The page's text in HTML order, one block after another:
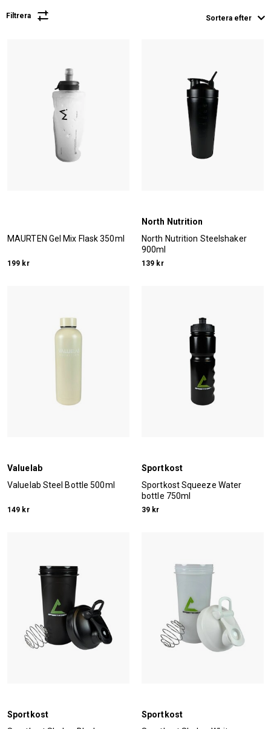
Filtrera Sortera efter
MAURTEN Gel Mix Flask 350ml
199 kr
North Nutrition
North Nutrition Steelshaker
900ml
139 kr
Valuelab
Valuelab Steel Bottle 500ml
149 kr
Sportkost
Sportkost Squeeze Water
bottle 750ml
39 kr
Sportkost
Sportkost